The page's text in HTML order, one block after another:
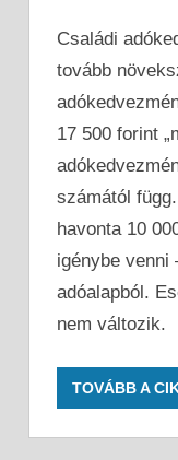
Családi
tovább
17 500 forint
számától
havonta 10
igénybe venni
adóalapból.
nem változik.
TOVÁBB A